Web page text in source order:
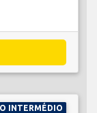
INTERMÉDIO